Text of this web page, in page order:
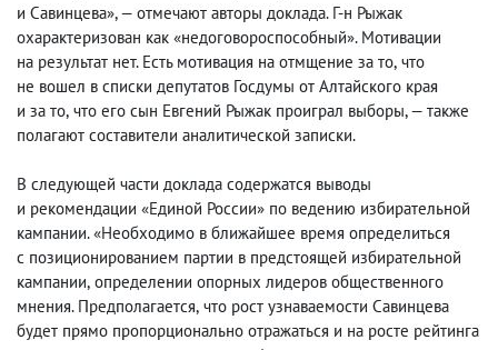
и Савинцева», — отмечают авторы доклада. Г-н Рыжак
охарактеризован как «недоговороспособный». Мотивации
на результат нет. Есть мотивация на отмщение за то, что
не вошел в списки депутатов Госдумы от Алтайского края
и за то, что его сын Евгений Рыжак проиграл выборы, — также
полагают составители аналитической записки.
В следующей части доклада содержатся выводы
и рекомендации «Единой России» по ведению избирательной
кампании. «Необходимо в ближайшее время определиться
с позиционированием партии в предстоящей избирательной
кампании, определении опорных лидеров общественного
мнения. Предполагается, что рост узнаваемости Савинцева
будет прямо пропорционально отражаться и на росте рейтинга